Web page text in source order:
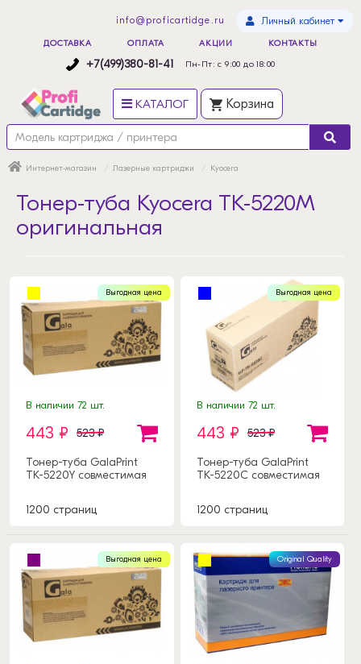
info@proficartidge.ru Личный кабинет
ДОСТАВКА ОПЛАТА АКЦИИ КОНТАКТЫ
+7(499)380-81-41 Пн-Пт: с 9:00 до 18:00
КАТАЛОГ Корзина
Интернет-магазин Лазерные картриджи Kyocera
Тонер-туба Kyocera TK-5220M
оригинальная
Выгодная цена
В наличии 72 шт.
443 ₽ 523 ₽
Тонер-туба GalaPrint
TK-5220Y совместимая
1200 страниц
Выгодная цена
В наличии 72 шт.
443 ₽ 523 ₽
Тонер-туба GalaPrint
TK-5220C совместимая
1200 страниц
Выгодная цена Original Quality